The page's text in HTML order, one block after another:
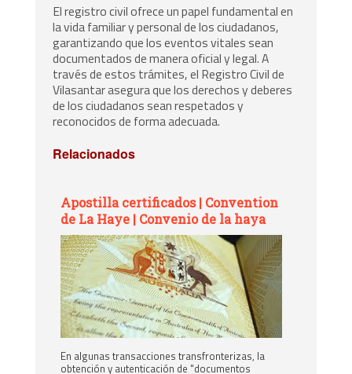
El registro civil ofrece un papel fundamental en
la vida familiar y personal de los ciudadanos,
garantizando que los eventos vitales sean
documentados de manera oficial y legal. A
través de estos trámites, el Registro Civil de
Vilasantar asegura que los derechos y deberes
de los ciudadanos sean respetados y
reconocidos de forma adecuada.
Relacionados
Apostilla certificados | Convention
de La Haye | Convenio de la haya
En algunas transacciones transfronterizas, la
obtención y autenticación de "documentos